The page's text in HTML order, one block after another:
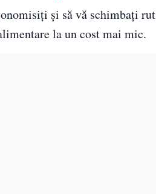
și să vă schimbați
la un cost mai mic.